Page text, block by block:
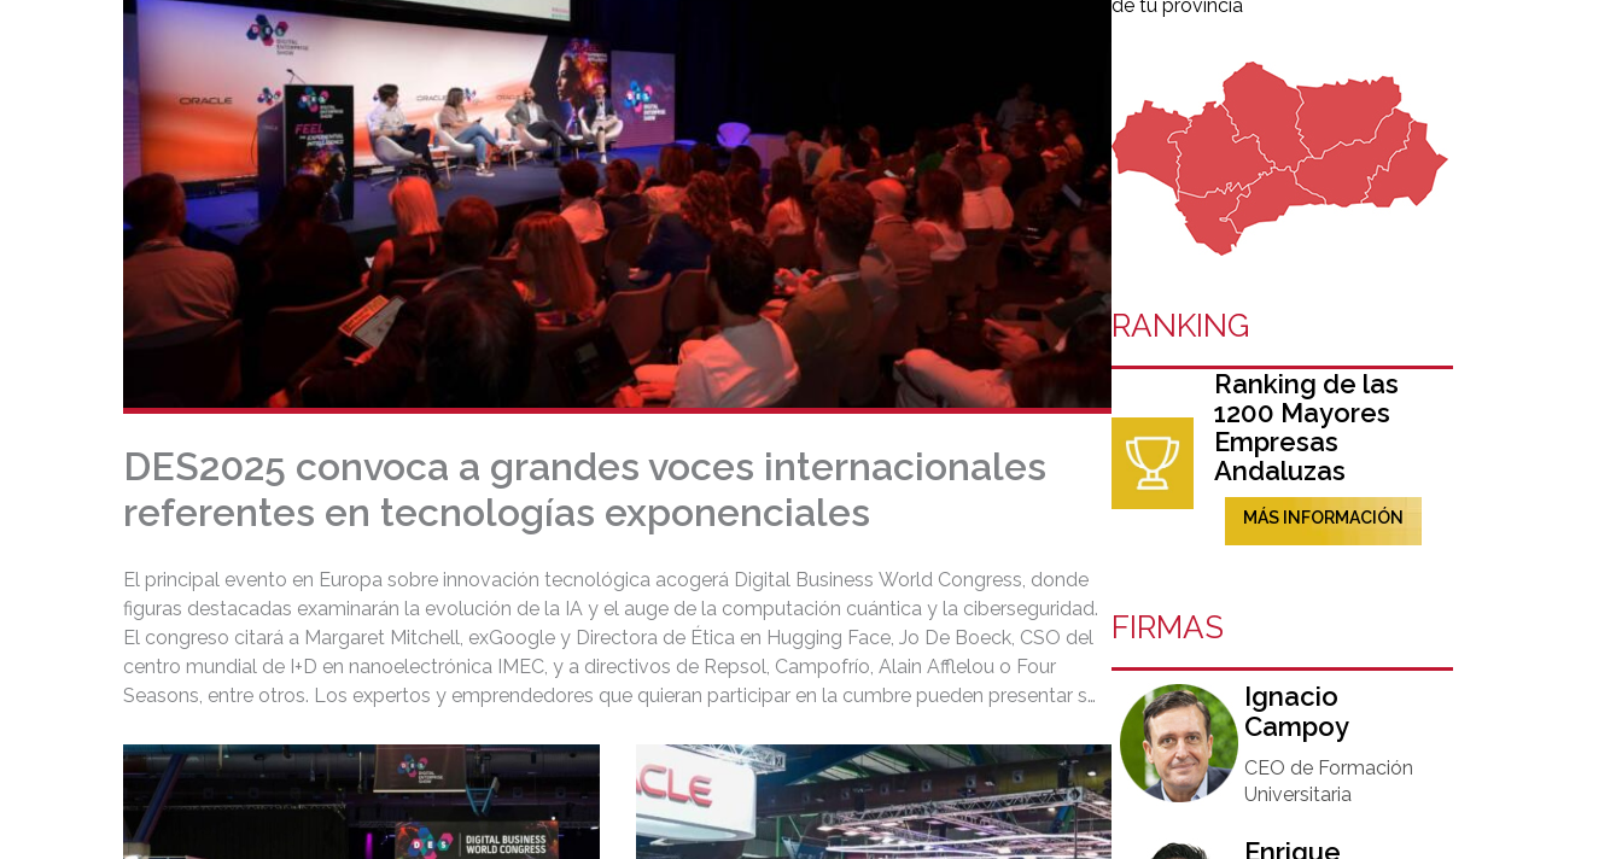
DES2025 convoca a grandes voces internacionales
referentes en tecnologías exponenciales
El principal evento en Europa sobre innovación tecnológica acogerá Digital Business World Congress, donde
figuras destacadas examinarán la evolución de la IA y el auge de la computación cuántica y la ciberseguridad.
El congreso citará a Margaret Mitchell, exGoogle y Directora de Ética en Hugging Face, Jo De Boeck, CSO del
centro mundial de I+D en nanoelectrónica IMEC, y a directivos de Repsol, Campofrío, Alain Afflelou o Four
Seasons, entre otros. Los expertos y emprendedores que quieran participar en la cumbre pueden presentar su
de tu provincia
RANKING
Ranking de las
1200 Mayores
Empresas
Andaluzas
MÁS INFORMACIÓN
FIRMAS
Ignacio
Campoy​
CEO de Formación
Universitaria​
Enrique